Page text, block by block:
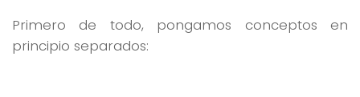
Primero de todo, pongamos conceptos en
principio separados: